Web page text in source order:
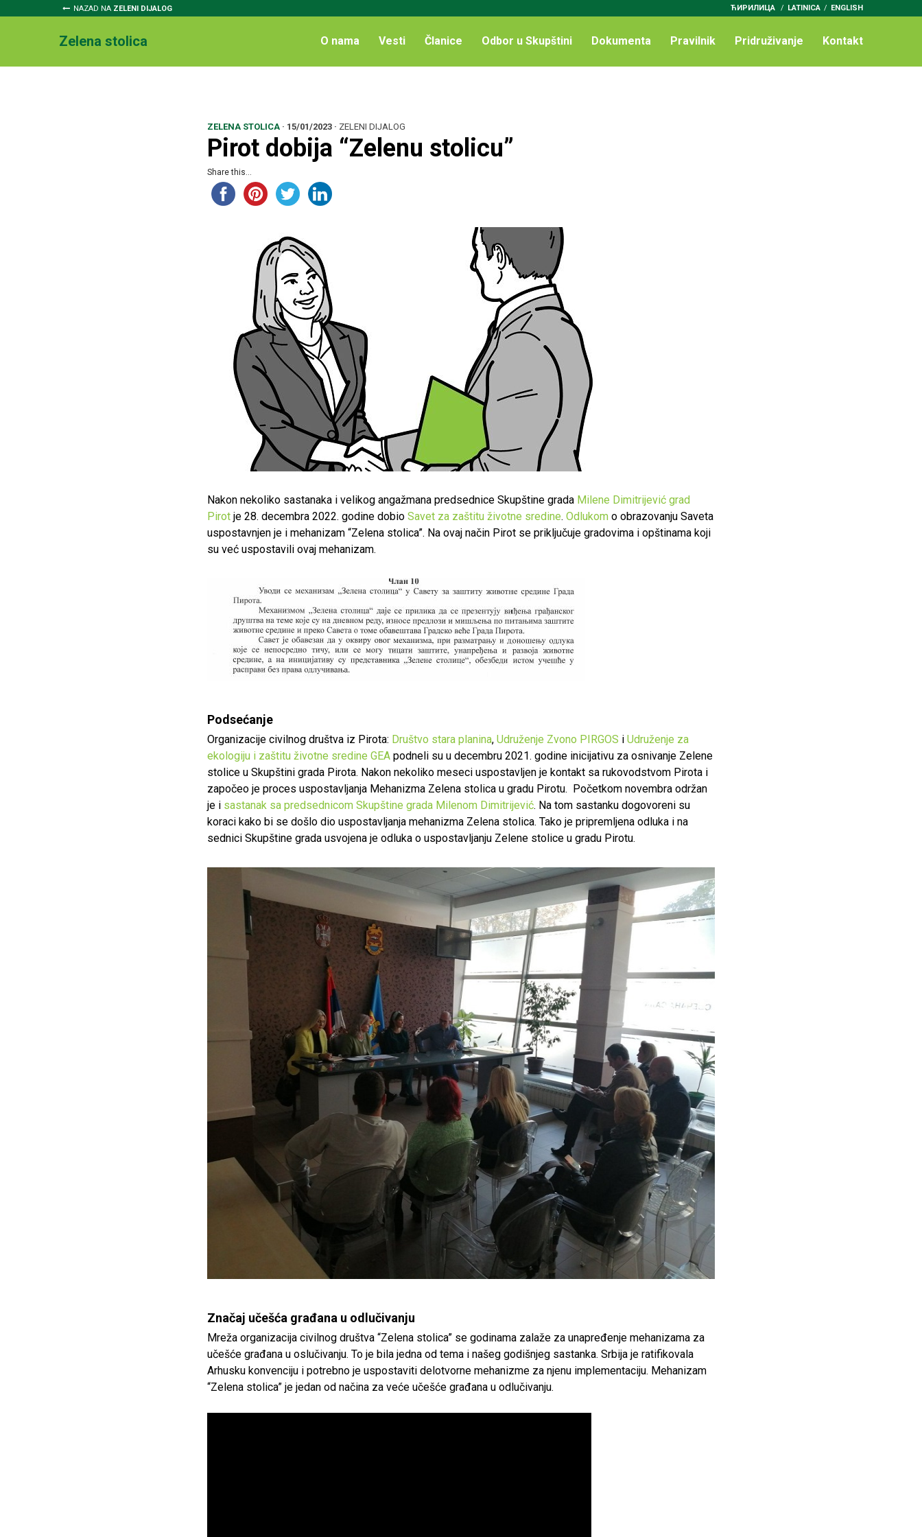
NAZAD NA ZELENI DIJALOG ЋИРИЛИЦА / LATINICA ENGLISH
Zelena stolica O nama Vesti Članice Odbor u Skupštini Dokumenta Pravilnik Pridruživanje Kontakt
ZELENA STOLICA · 15/01/2023 · ZELENI DIJALOG
Pirot dobija “Zelenu stolicu”
Share this...
Nakon nekoliko sastanaka i velikog angažmana predsednice Skupštine grada Milene Dimitrijević grad
Pirot je 28. decembra 2022. godine dobio Savet za zaštitu životne sredine. Odlukom o obrazovanju Saveta
uspostavnjen je i mehanizam “Zelena stolica”. Na ovaj način Pirot se priključuje gradovima i opštinama koji
su već uspostavili ovaj mehanizam.
Podsećanje
Organizacije civilnog društva iz Pirota: Društvo stara planina, Udruženje Zvono PIRGOS i Udruženje za
ekologiju i zaštitu životne sredine GEA podneli su u decembru 2021. godine inicijativu za osnivanje Zelene
stolice u Skupštini grada Pirota. Nakon nekoliko meseci uspostavljen je kontakt sa rukovodstvom Pirota i
započeo je proces uspostavljanja Mehanizma Zelena stolica u gradu Pirotu. Početkom novembra održan
je i sastanak sa predsednicom Skupštine grada Milenom Dimitrijević. Na tom sastanku dogovoreni su
koraci kako bi se došlo dio uspostavljanja mehanizma Zelena stolica. Tako je pripremljena odluka i na
sednici Skupštine grada usvojena je odluka o uspostavljanju Zelene stolice u gradu Pirotu.
Značaj učešća građana u odlučivanju
Mreža organizacija civilnog društva “Zelena stolica” se godinama zalaže za unapređenje mehanizama za
učešće građana u oslučivanju. To je bila jedna od tema i našeg godišnjeg sastanka. Srbija je ratifikovala
Arhusku konvenciju i potrebno je uspostaviti delotvorne mehanizme za njenu implementaciju. Mehanizam
“Zelena stolica” je jedan od načina za veće učešće građana u odlučivanju.